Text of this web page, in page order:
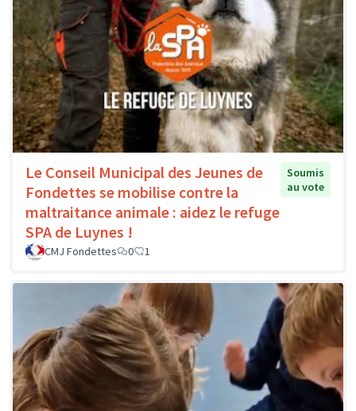
Le Conseil Municipal des Jeunes de
Fondettes se mobilise contre la
maltraitance animale : aidez le refuge
SPA de Luynes !
Soumis
au vote
CMJ Fondettes 0 1